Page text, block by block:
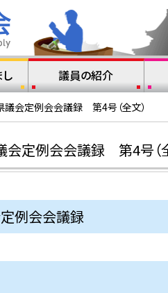
議員の紹介
会定例会会議録 第4号（全文）
定例会会議録 第4号（
例会会議録